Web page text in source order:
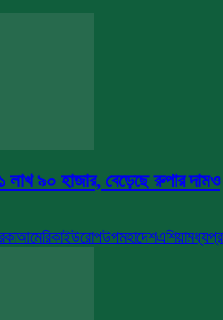
লাখ ৯০ হাজার, বেড়েছে রুপার দামও
আমেরিকাইউরোপউপমহাদেশএশিয়া